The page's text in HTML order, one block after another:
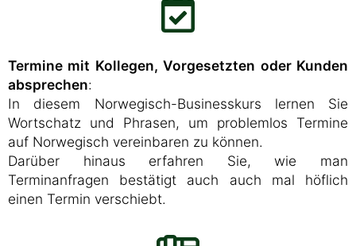
Termine mit Kollegen, Vorgesetzten oder Kunden
absprechen:
In diesem Norwegisch-Businesskurs lernen Sie
Wortschatz und Phrasen, um problemlos Termine
auf Norwegisch vereinbaren zu können.
Darüber hinaus erfahren Sie, wie man
Terminanfragen bestätigt auch auch mal höflich
einen Termin verschiebt.